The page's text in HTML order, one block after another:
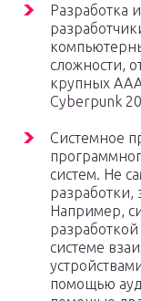
Разработка
сложности,
крупных
Cyberpunk
Системное
систем. Не
Например,
системе
помощью